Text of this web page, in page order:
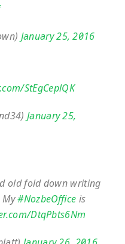
January 25, 2016
StEgCeplQK
January 25,
old fold down writing
My#NozbeOffice is
DtqPbts6Nm